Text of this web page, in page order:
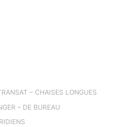
– CHAISES LONGUES
– DE BUREAU